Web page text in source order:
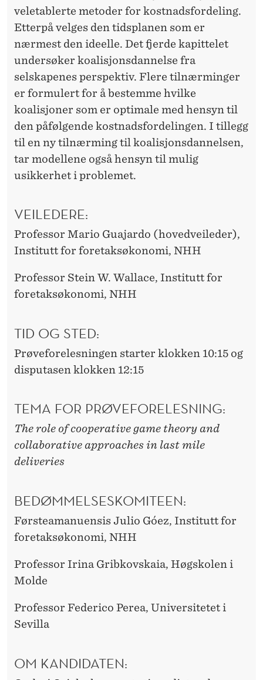
veletablerte metoder for kostnadsfordeling.
Etterpå velges den tidsplanen som er
nærmest den ideelle. Det fjerde kapittelet
undersøker koalisjonsdannelse fra
selskapenes perspektiv. Flere tilnærminger
er formulert for å bestemme hvilke
koalisjoner som er optimale med hensyn til
den påfølgende kostnadsfordelingen. I tillegg
til en ny tilnærming til koalisjonsdannelsen,
tar modellene også hensyn til mulig
usikkerhet i problemet.
VEILEDERE:
Professor Mario Guajardo (hovedveileder),
Institutt for foretaksøkonomi, NHH
Professor Stein W. Wallace, Institutt for
foretaksøkonomi, NHH
TID OG STED:
Prøveforelesningen starter klokken 10:15 og
disputasen klokken 12:15
TEMA FOR PRØVEFORELESNING:
The role of cooperative game theory and
collaborative approaches in last mile
deliveries
BEDØMMELSESKOMITEEN:
Førsteamanuensis Julio Góez, Institutt for
foretaksøkonomi, NHH
Professor Irina Gribkovskaia, Høgskolen i
Molde
Professor Federico Perea, Universitetet i
Sevilla
OM KANDIDATEN: